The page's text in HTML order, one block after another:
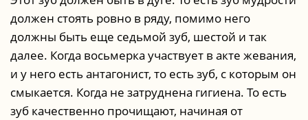
должен стоять ровно в ряду, помимо него
должны быть еще седьмой зуб, шестой и так
далее. Когда восьмерка участвует в акте жевания,
и у него есть антагонист, то есть зуб, с которым он
смыкается. Когда не затруднена гигиена. То есть
зуб качественно прочищают, начиная от